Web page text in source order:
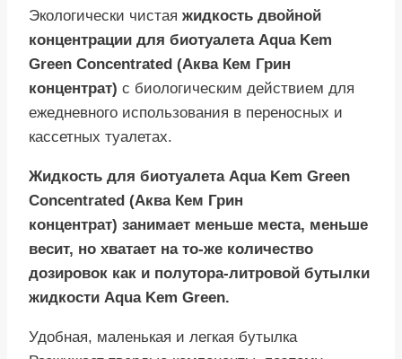
Экологически чистая жидкость двойной
концентрации для биотуалета Aqua Kem
Green Concentrated (Аква Кем Грин
концентрат) с биологическим действием для
ежедневного использования в переносных и
кассетных туалетах.
Жидкость для биотуалета Aqua Kem Green
Concentrated (Аква Кем Грин
концентрат) занимает меньше места, меньше
весит, но хватает на то-же количество
дозировок как и полутора-литровой бутылки
жидкости Aqua Kem Green.
Удобная, маленькая и легкая бутылка